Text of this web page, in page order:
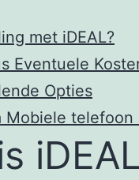
met iDEAL?
Eventuele
Opties
Mobiele telefoon